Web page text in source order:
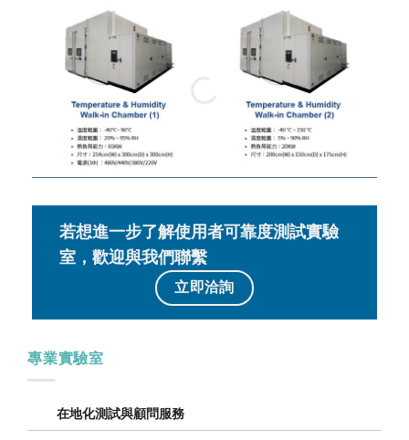
若想進一步了解使用者可靠度測試實驗
室，歡迎與我們聯繫
立即洽詢
專業實驗室
在地化測試與顧問服務